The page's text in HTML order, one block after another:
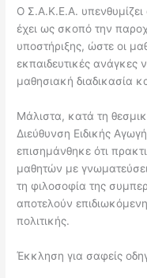
Ο Σ.Α.Κ.Ε.Α.
έχει ως σκοπό την
υποστήριξης, ώστε οι
εκπαιδευτικές ανάγκες
μαθησιακή διαδικασία
Μάλιστα, κατά τη
Διεύθυνση Ειδικής
επισημάνθηκε ότι
μαθητών με
τη φιλοσοφία της
αποτελούν
πολιτικής.
Έκκληση για σαφείς